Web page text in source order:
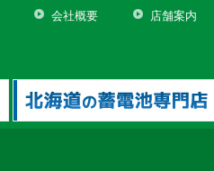
会社概要 店舗案内